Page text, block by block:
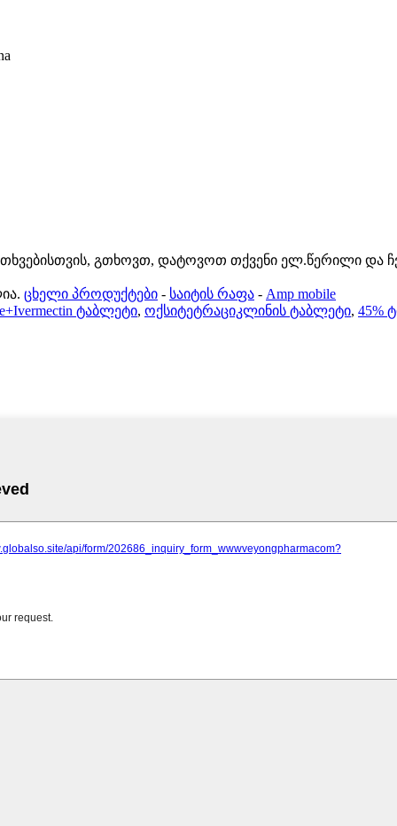
გთხოვთ, დატოვოთ თქვენი ელ.წერილი და
ცხელი პროდუქტები - საიტის რაფა - Amp mobile
ტაბლეტი, ოქსიტეტრაციკლინის ტაბლეტი, 45%